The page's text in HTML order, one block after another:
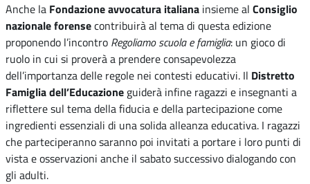
Anche la Fondazione avvocatura italiana insieme al Consiglio
nazionale forensecontribuirà al tema di questa edizione
proponendo l’incontro Regoliamo scuola e famiglia: un gioco di
ruolo in cui si proverà a prendere consapevolezza
dell’importanza delle regole nei contesti educativi. Il Distretto
Famiglia dell’Educazione guiderà infine ragazzi e insegnanti a
riflettere sul tema della fiducia e della partecipazione come
ingredienti essenziali di una solida alleanza educativa. I ragazzi
che parteciperanno saranno poi invitati a portare i loro punti di
vista e osservazioni anche il sabato successivo dialogando con
gli adulti.